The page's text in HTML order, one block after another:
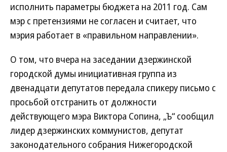
исполнить параметры бюджета на 2011 год. Сам
мэр с претензиями не согласен и считает, что
мэрия работает в «правильном направлении».
О том, что вчера на заседании дзержинской
городской думы инициативная группа из
двенадцати депутатов передала спикеру письмо с
просьбой отстранить от должности
действующего мэра Виктора Сопина, „Ъ“ сообщил
лидер дзержинских коммунистов, депутат
законодательного собрания Нижегородской